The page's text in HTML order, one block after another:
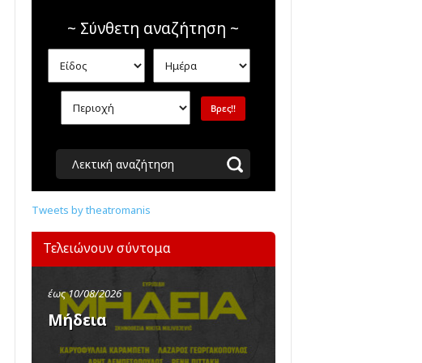
~ Σύνθετη αναζήτηση ~
Λεκτική αναζήτηση
Tweets by theatromanis
Τελειώνουν σύντομα
έως 10/08/2026
Μήδεια